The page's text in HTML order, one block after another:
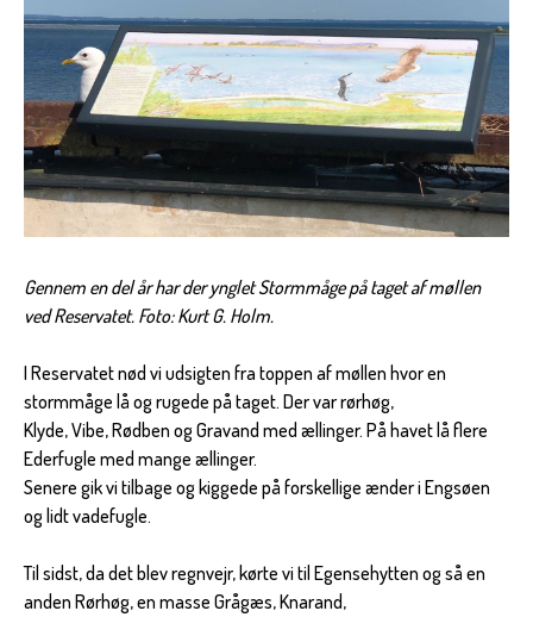
Gennem en del år har der ynglet Stormmåge på taget af møllen
ved Reservatet. Foto: Kurt G. Holm.
I Reservatet nød vi udsigten fra toppen af møllen hvor en
stormmåge lå og rugede på taget. Der var rørhøg,
Klyde, Vibe, Rødben og Gravand med ællinger. På havet lå flere
Ederfugle med mange ællinger.
Senere gik vi tilbage og kiggede på forskellige ænder i Engsøen
og lidt vadefugle.
Til sidst, da det blev regnvejr, kørte vi til Egensehytten og så en
anden Rørhøg, en masse Grågæs, Knarand,